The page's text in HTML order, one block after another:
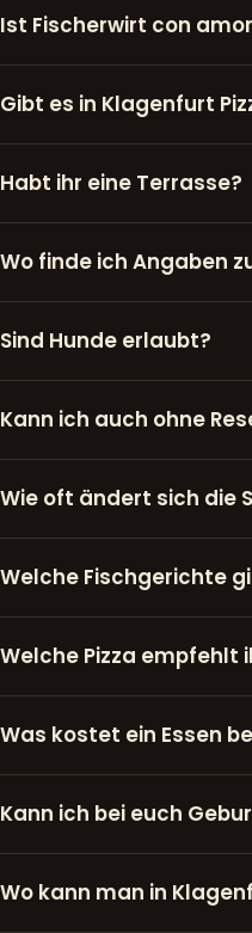
Ist Fischerwirt con
Gibt es in Klagenfurt
Habt ihr eine Terrasse?
Wo finde ich Angaben
Sind Hunde erlaubt?
Kann ich auch ohne
Wie oft ändert sich die
Welche Fischgerichte
Welche Pizza empfehlt
Was kostet ein Essen
Kann ich bei euch
Wo kann man in